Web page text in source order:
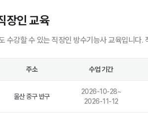
장인 교육
수강할 수 있는 직장인 방수기능사 교육입니다.
주소 수업 기간
울산 중구 반구
2026-10-28~
2026-11-12